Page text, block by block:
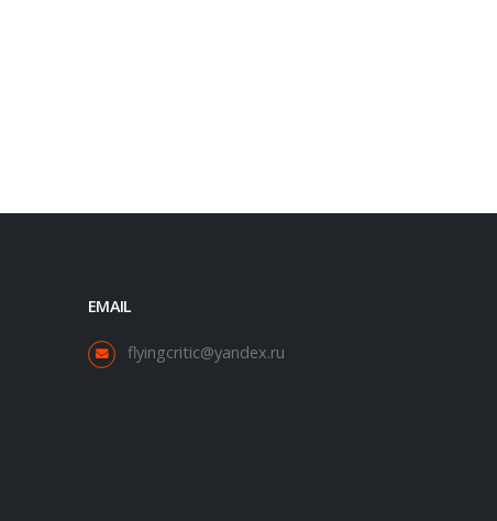
EMAIL
flyingcritic@yandex.ru